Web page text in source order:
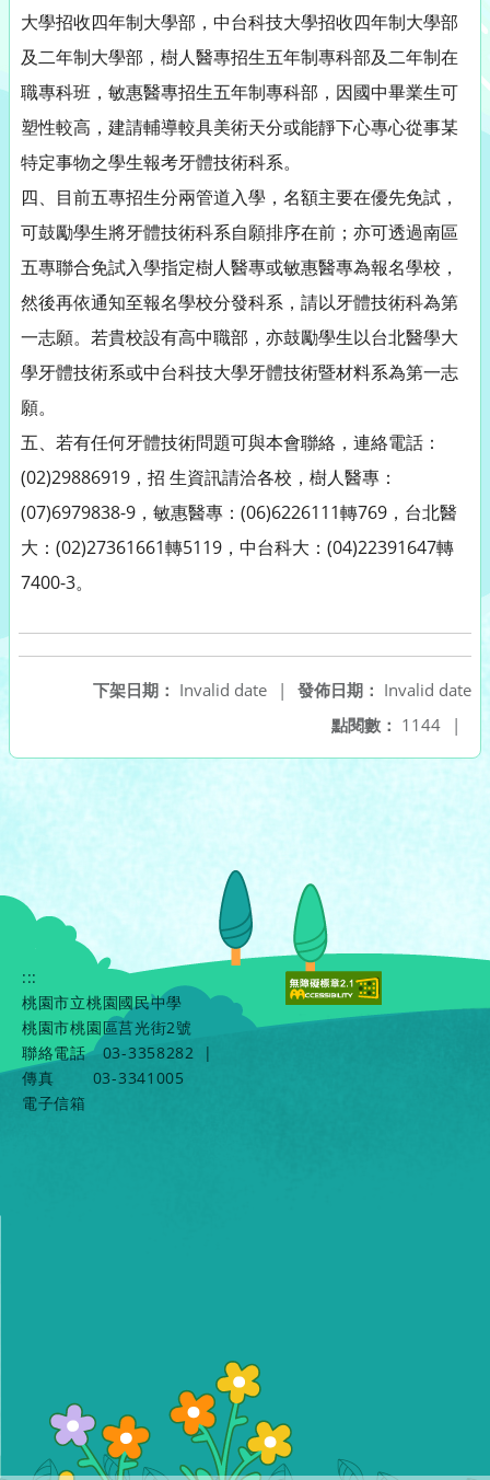
大學招收四年制大學部，中台科技大學招收四年制大學部
及二年制大學部，樹人醫專招生五年制專科部及二年制在
職專科班，敏惠醫專招生五年制專科部，因國中畢業生可
塑性較高，建請輔導較具美術天分或能靜下心專心從事某
特定事物之學生報考牙體技術科系。
四、目前五專招生分兩管道入學，名額主要在優先免試，
可鼓勵學生將牙體技術科系自願排序在前；亦可透過南區
五專聯合免試入學指定樹人醫專或敏惠醫專為報名學校，
然後再依通知至報名學校分發科系，請以牙體技術科為第
一志願。若貴校設有高中職部，亦鼓勵學生以台北醫學大
學牙體技術系或中台科技大學牙體技術暨材料系為第一志
願。
五、若有任何牙體技術問題可與本會聯絡，連絡電話：
(02)29886919，招 生資訊請洽各校，樹人醫專：
(07)6979838-9，敏惠醫專：(06)6226111轉769，台北醫
大：(02)27361661轉5119，中台科大：(04)22391647轉
7400-3。
發佈日期： Invalid date
下架日期： Invalid date
|
點閱數： 1144 |
:::
桃園市立桃園國民中學
桃園市桃園區莒光街2號
聯絡電話
03-3358282
|
傳真
03-3341005
電子信箱